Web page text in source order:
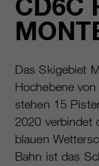
CD6C
Das Skigebiet
Hochebene
stehen 15
2020 verbindet
blauen
Bahn ist das